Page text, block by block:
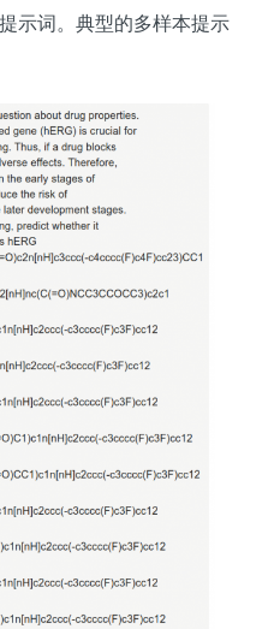
提示词。典型的多样本提示